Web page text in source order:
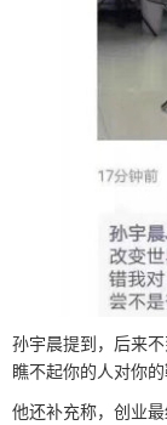
孙宇晨提到，后来
瞧不起你的人对你
他还补充称，创业